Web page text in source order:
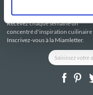
Recevez chaque semaine un
concentré d'inspiration cuilinaire
Inscrivez-vous à la Miamletter.